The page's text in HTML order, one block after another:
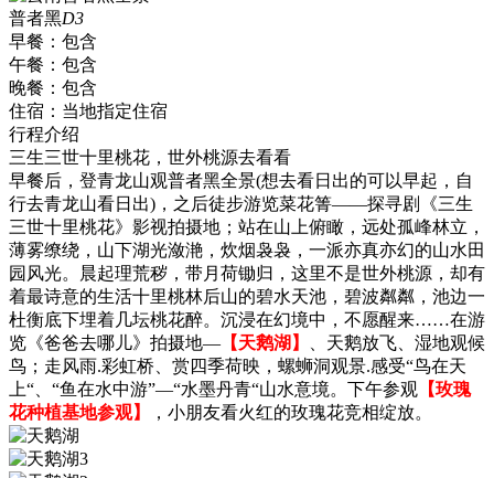
普者黑D3
早餐： 包含
午餐： 包含
晚餐： 包含
住宿： 当地指定住宿
行程介绍
三生三世十里桃花，世外桃源去看看
早餐后，登青龙山观普者黑全景(想去看日出的可以早起，自
行去青龙山看日出)，之后徒步游览菜花箐——探寻剧《三生
三世十里桃花》影视拍摄地；站在山上俯瞰，远处孤峰林立，
薄雾缭绕，山下湖光潋滟，炊烟袅袅，一派亦真亦幻的山水田
园风光。晨起理荒秽，带月荷锄归，这里不是世外桃源，却有
着最诗意的生活十里桃林后山的碧水天池，碧波粼粼，池边一
杜衡底下埋着几坛桃花醉。沉浸在幻境中，不愿醒来……在游
览《爸爸去哪儿》拍摄地— 【天鹅湖】
、天鹅放飞、湿地观候
鸟；走风雨.彩虹桥、赏四季荷映，螺蛳洞观景.感受“鸟在天
上“、“鱼在水中游”—“水墨丹青“山水意境。下午参观 【玫瑰
花种植基地参观】
，小朋友看火红的玫瑰花竞相绽放。